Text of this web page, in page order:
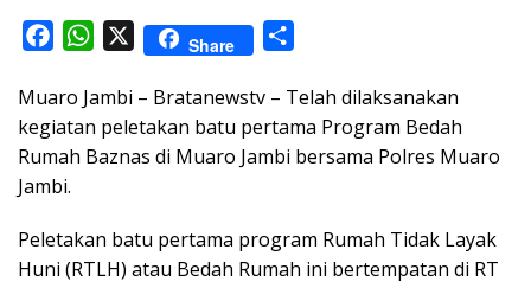
c
e
b
o
k
W
a
t
s
p
X Share
a
r
e
Muaro Jambi – Bratanewstv – Telah dilaksanakan
kegiatan peletakan batu pertama Program Bedah
Rumah Baznas di Muaro Jambi bersama Polres Muaro
Jambi.
Peletakan batu pertama program Rumah Tidak Layak
Huni (RTLH) atau Bedah Rumah ini bertempatan di RT